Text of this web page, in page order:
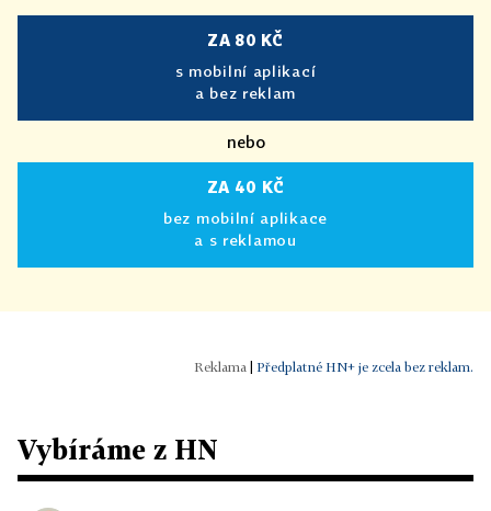
ZA 80 KČ
s mobilní aplikací
a bez reklam
nebo
ZA 40 KČ
bez mobilní aplikace
a s reklamou
Předplatné HN+ je zcela bez reklam.
Vybíráme z HN